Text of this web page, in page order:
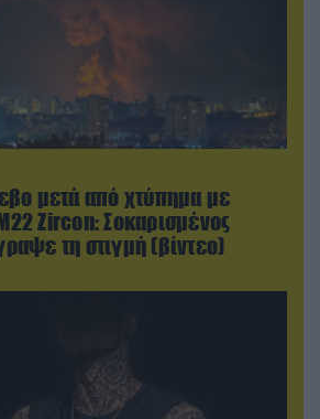
μετά από χτύπημα με
Zircon: Σοκαρισμένος
τη στιγμή (βίντεο)